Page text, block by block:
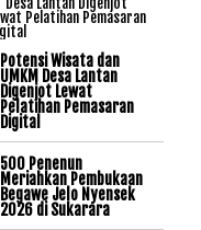
Potensi Wisata dan
UMKM Desa Lantan
Digenjot Lewat
Pelatihan Pemasaran
Digital
500 Penenun
Meriahkan Pembukaan
Begawe Jelo Nyensek
2026 di Sukarara